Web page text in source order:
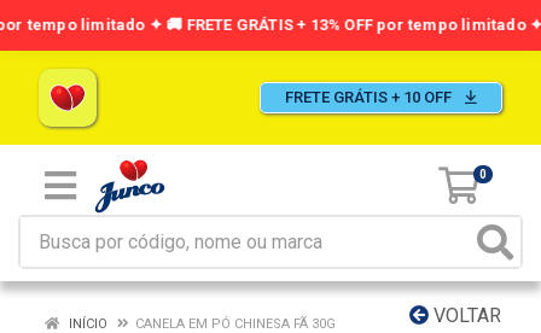
FRETE GRÁTIS + 10 OFF
0
VOLTAR
INÍCIO CANELA EM PÓ CHINESA FÃ 30G